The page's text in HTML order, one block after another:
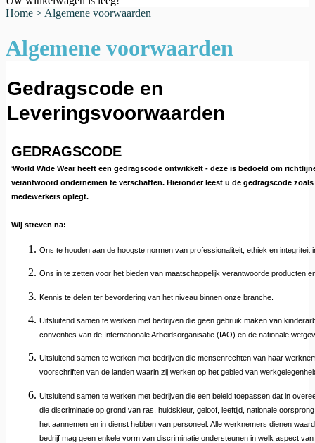
Home > Algemene voorwaarden
Algemene voorwaarden
Gedragscode en
Leveringsvoorwaarden
GEDRAGSCODE
‘World Wide Wear heeft een gedragscode ontwikkelt - deze is bedoeld om
verantwoord ondernemen te verschaffen. Hieronder leest u de gedragscode
medewerkers oplegt.
Wij streven na:
Ons te houden aan de hoogste normen van professionaliteit, ethiek en
Ons in te zetten voor het bieden van maatschappelijk verantwoorde producten
Kennis te delen ter bevordering van het niveau binnen onze branche.
Uitsluitend samen te werken met bedrijven die geen gebruik maken van
conventies van de Internationale Arbeidsorganisatie (IAO) en de nationale
Uitsluitend samen te werken met bedrijven die mensenrechten van haar
voorschriften van de landen waarin zij werken op het gebied van
Uitsluitend samen te werken met bedrijven die een beleid toepassen dat in
die discriminatie op grond van ras, huidskleur, geloof, leeftijd, nationale
het aannemen en in dienst hebben van personeel. Alle werknemers dienen
bedrijf mag geen enkele vorm van discriminatie ondersteunen in welk aspect